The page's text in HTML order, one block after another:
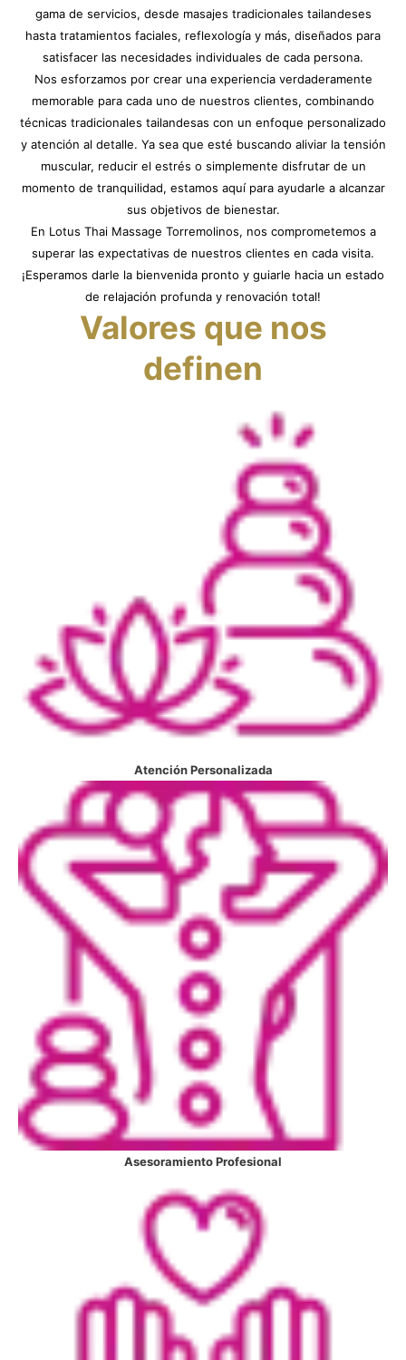
gama de servicios, desde masajes tradicionales tailandeses
hasta tratamientos faciales, reflexología y más, diseñados para
satisfacer las necesidades individuales de cada persona.
Nos esforzamos por crear una experiencia verdaderamente
memorable para cada uno de nuestros clientes, combinando
técnicas tradicionales tailandesas con un enfoque personalizado
y atención al detalle. Ya sea que esté buscando aliviar la tensión
muscular, reducir el estrés o simplemente disfrutar de un
momento de tranquilidad, estamos aquí para ayudarle a alcanzar
sus objetivos de bienestar.
En Lotus Thai Massage Torremolinos, nos comprometemos a
superar las expectativas de nuestros clientes en cada visita.
¡Esperamos darle la bienvenida pronto y guiarle hacia un estado
de relajación profunda y renovación total!
Valores que nos
definen
Atención Personalizada
Asesoramiento Profesional